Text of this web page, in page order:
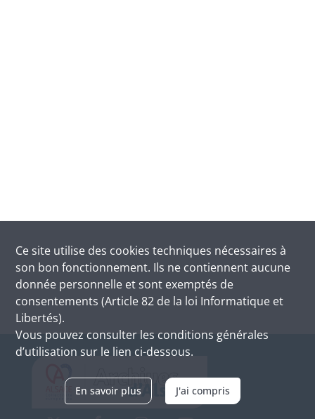
Ce site utilise des cookies techniques nécessaires à
son bon fonctionnement. Ils ne contiennent aucune
donnée personnelle et sont exemptés de
consentements (Article 82 de la loi Informatique et
Libertés).
Vous pouvez consulter les conditions générales
d’utilisation sur le lien ci-dessous.
En savoir plus J'ai compris